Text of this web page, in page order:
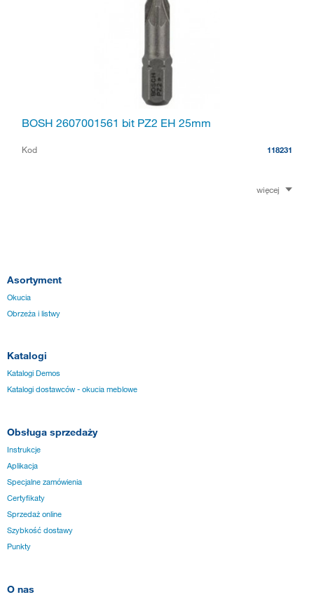
BOSH 2607001561 bit PZ2 EH 25mm
Kod 118231
więcej
Asortyment
Okucia
Obrzeża i listwy
Katalogi
Katalogi Demos
Katalogi dostawców - okucia meblowe
Obsługa sprzedaży
Instrukcje
Aplikacja
Specjalne zamówienia
Certyfikaty
Sprzedaż online
Szybkość dostawy
Punkty
O nas